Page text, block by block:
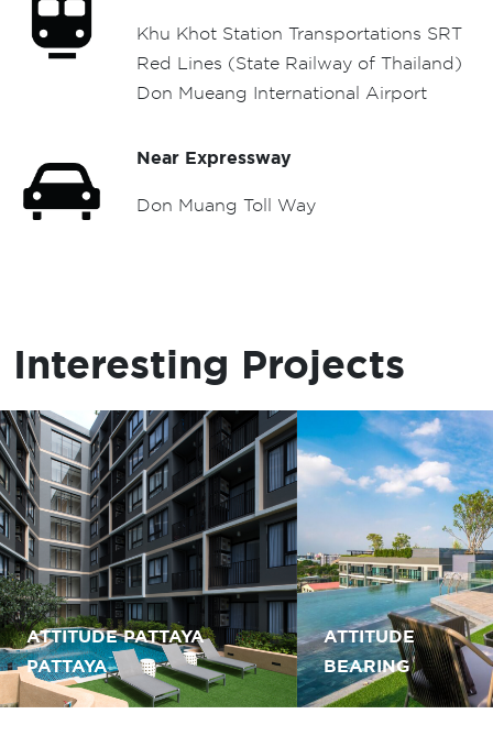
Khu Khot Station Transportations SRT
Red Lines (State Railway of Thailand)
Don Mueang International Airport
Near Expressway
Don Muang Toll Way
Interesting Projects
ATTITUDE PATTAYA
PATTAYA
ATTITUDE
BEARING